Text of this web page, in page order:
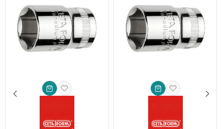
Maksimum Tork Aktarımı:
1/4'' kare sürücü sistemi ve
optimize edilmiş geometrisi sayesinde uyguladığınız
torku minimum kayıpla cıvataya aktarır. Bu, daha az eforla
daha sıkı ve güvenli bağlantılar yapmanızı sağlar.
Krom Kaplama Yüzey:
Paslanmaya ve korozyona karşı
Geniş Kullanım Alanları
Ceta Form'un bu çok yönlü lokma ucu, çeşitli sektörlerde ve
Otomotiv ve Motosiklet Tamiri:
Araçların hassas